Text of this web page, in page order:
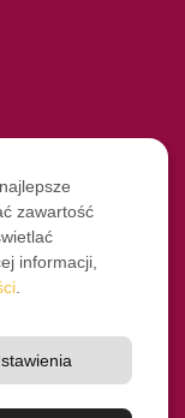
zawartość
informacji,